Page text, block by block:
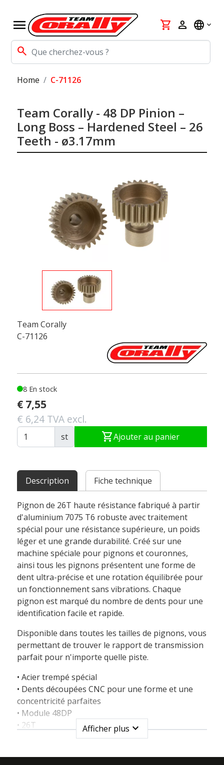
menu
search
shopping_cart person language
Home C-71126
Team Corally - 48 DP Pinion –
Long Boss – Hardened Steel – 26
Teeth - ø3.17mm
Team Corally
C-71126
8 En stock
€ 7,55
€ 6,24 TVA excl.
st shopping_cartAjouter au panier
Description Fiche technique
Pignon de 26T haute résistance fabriqué à partir
d'aluminium 7075 T6 robuste avec traitement
spécial pour une résistance supérieure, un poids
léger et une grande durabilité. Créé sur une
machine spéciale pour pignons et couronnes,
ainsi tous les pignons présentent une forme de
dent ultra-précise et une rotation équilibrée pour
un fonctionnement sans vibrations. Chaque
pignon est marqué du nombre de dents pour une
identification facile et rapide.
Disponible dans toutes les tailles de pignons, vous
permettant de trouver le rapport de transmission
parfait pour n'importe quelle piste.
• Acier trempé spécial
• Dents découpées CNC pour une forme et une
concentricité parfaites
• Module 48DP
• 26T
• Version longue
Afficher plus expand_more